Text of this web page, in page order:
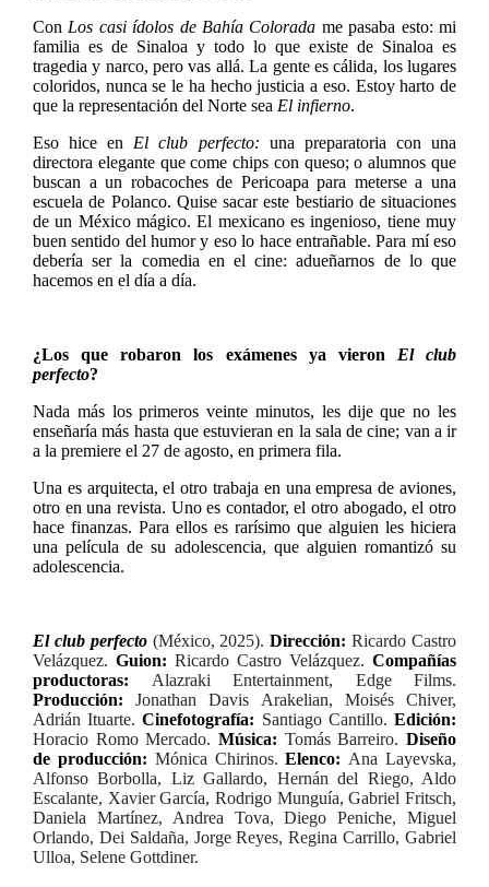
Con Los casi ídolos de Bahía Colorada me pasaba esto: mi
familia es de Sinaloa y todo lo que existe de Sinaloa es
tragedia y narco, pero vas allá. La gente es cálida, los lugares
coloridos, nunca se le ha hecho justicia a eso. Estoy harto de
que la representación del Norte sea El infierno.
Eso hice en El club perfecto: una preparatoria con una
directora elegante que come chips con queso; o alumnos que
buscan a un robacoches de Pericoapa para meterse a una
escuela de Polanco. Quise sacar este bestiario de situaciones
de un México mágico. El mexicano es ingenioso, tiene muy
buen sentido del humor y eso lo hace entrañable. Para mí eso
debería ser la comedia en el cine: adueñarnos de lo que
hacemos en el día a día.
¿Los que robaron los exámenes ya vieron El club
perfecto?
Nada más los primeros veinte minutos, les dije que no les
enseñaría más hasta que estuvieran en la sala de cine; van a ir
a la premiere el 27 de agosto, en primera fila.
Una es arquitecta, el otro trabaja en una empresa de aviones,
otro en una revista. Uno es contador, el otro abogado, el otro
hace finanzas. Para ellos es rarísimo que alguien les hiciera
una película de su adolescencia, que alguien romantizó su
adolescencia.
El club perfecto (México, 2025).Dirección:Ricardo Castro
Velázquez. Guion: Ricardo Castro Velázquez. Compañías
productoras: Alazraki Entertainment, Edge Films.
Producción:Jonathan Davis Arakelian, Moisés Chiver,
Adrián Ituarte.Cinefotografía: Santiago Cantillo.Edición:
Horacio Romo Mercado. Música: Tomás Barreiro.Diseño
de producción: Mónica Chirinos.Elenco: Ana Layevska,
Alfonso Borbolla, Liz Gallardo, Hernán del Riego, Aldo
Escalante, Xavier García, Rodrigo Munguía, Gabriel Fritsch,
Daniela Martínez, Andrea Tova, Diego Peniche, Miguel
Orlando, Dei Saldaña, Jorge Reyes, Regina Carrillo, Gabriel
Ulloa, Selene Gottdiner.